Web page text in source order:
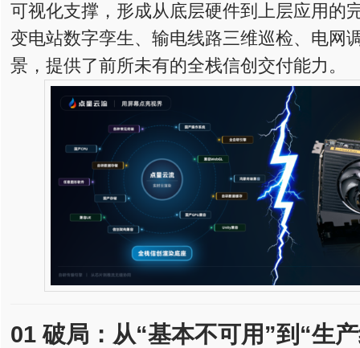
可视化支撑，形成从底层硬件到上层应用的
变电站数字孪生、输电线路三维巡检、电网
景，提供了前所未有的全栈信创交付能力。
01 破局：从“基本不可用”到“生